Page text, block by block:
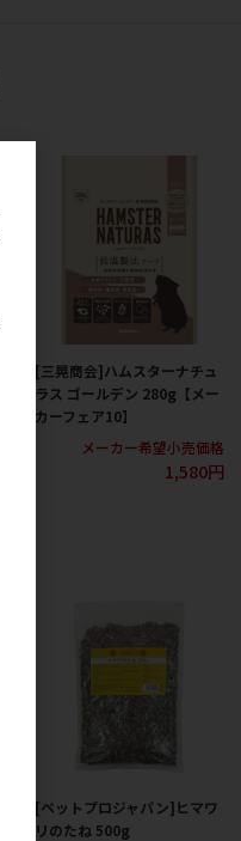
[三晃商会]ハムスターナチュ
ラス ゴールデン 280g【メー
カーフェア10】
メーカー希望小売価格
1,580円
[ペットプロジャパン]ヒマワ
リのたね 500g